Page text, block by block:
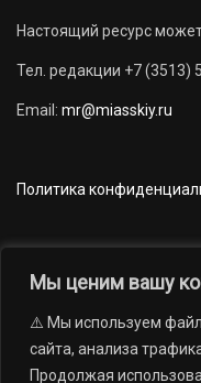
Мы ценим вашу
⚠️ Мы используем
сайта, анализа
Продолжая
Настоящий ресурс
Тел. редакции +7 (3513)
Email: mr@miasskiy.ru
Политика
Новости
АРХИВ
16+